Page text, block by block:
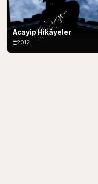
Acayip Hikâyeler
2012